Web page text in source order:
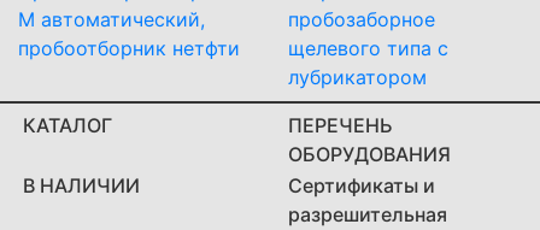
М автоматический,
пробоотборник нетфти
пробозаборное
щелевого типа с
лубрикатором
КАТАЛОГ
ПЕРЕЧЕНЬ
ОБОРУДОВАНИЯ
В НАЛИЧИИ
Сертификаты и
разрешительная